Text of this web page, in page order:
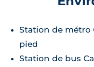
Station de métro
pied
Station de bus